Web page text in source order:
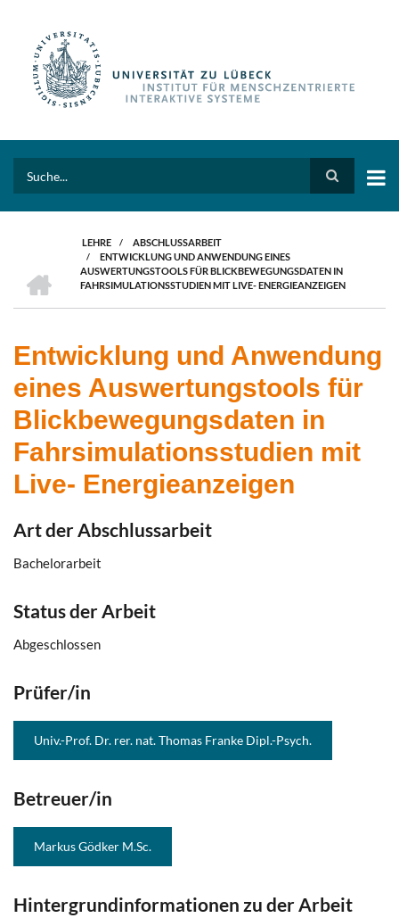
PFADNAVIGATION
LEHRE / ABSCHLUSSARBEIT
/
ENTWICKLUNG UND ANWENDUNG EINES
AUSWERTUNGSTOOLS FÜR BLICKBEWEGUNGSDATEN IN
FAHRSIMULATIONSSTUDIEN MIT LIVE- ENERGIEANZEIGEN
Entwicklung und Anwendung
eines Auswertungstools für
Blickbewegungsdaten in
Fahrsimulationsstudien mit
Live- Energieanzeigen
Art der Abschlussarbeit
Bachelorarbeit
Status der Arbeit
Abgeschlossen
Prüfer/in
Univ.-Prof. Dr. rer. nat. Thomas Franke Dipl.-Psych.
Betreuer/in
Markus Gödker M.Sc.
Hintergrundinformationen zu der Arbeit